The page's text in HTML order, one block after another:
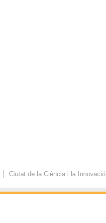
Ciutat de la Ciència i la Innovació